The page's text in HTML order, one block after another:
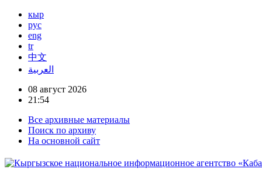
кыр
рус
eng
tr
中文
العربية
08 август 2026
21:54
Все архивные материалы
Поиск по архиву
На основной сайт